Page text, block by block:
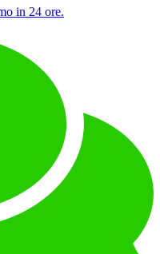
in 24 ore.